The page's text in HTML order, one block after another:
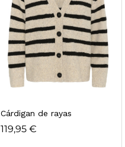
Cárdigan de rayas
119,95 €